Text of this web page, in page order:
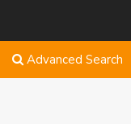
Advanced Search